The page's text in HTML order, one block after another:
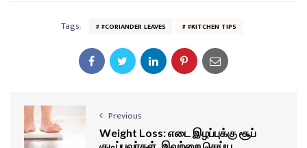
Tags: #CORIANDER LEAVES #KITCHEN TIPS
Previous
Weight Loss: எடை இழப்புக்கு சூப்
குடிப்பவர்கள், இவற்றை செய்ய